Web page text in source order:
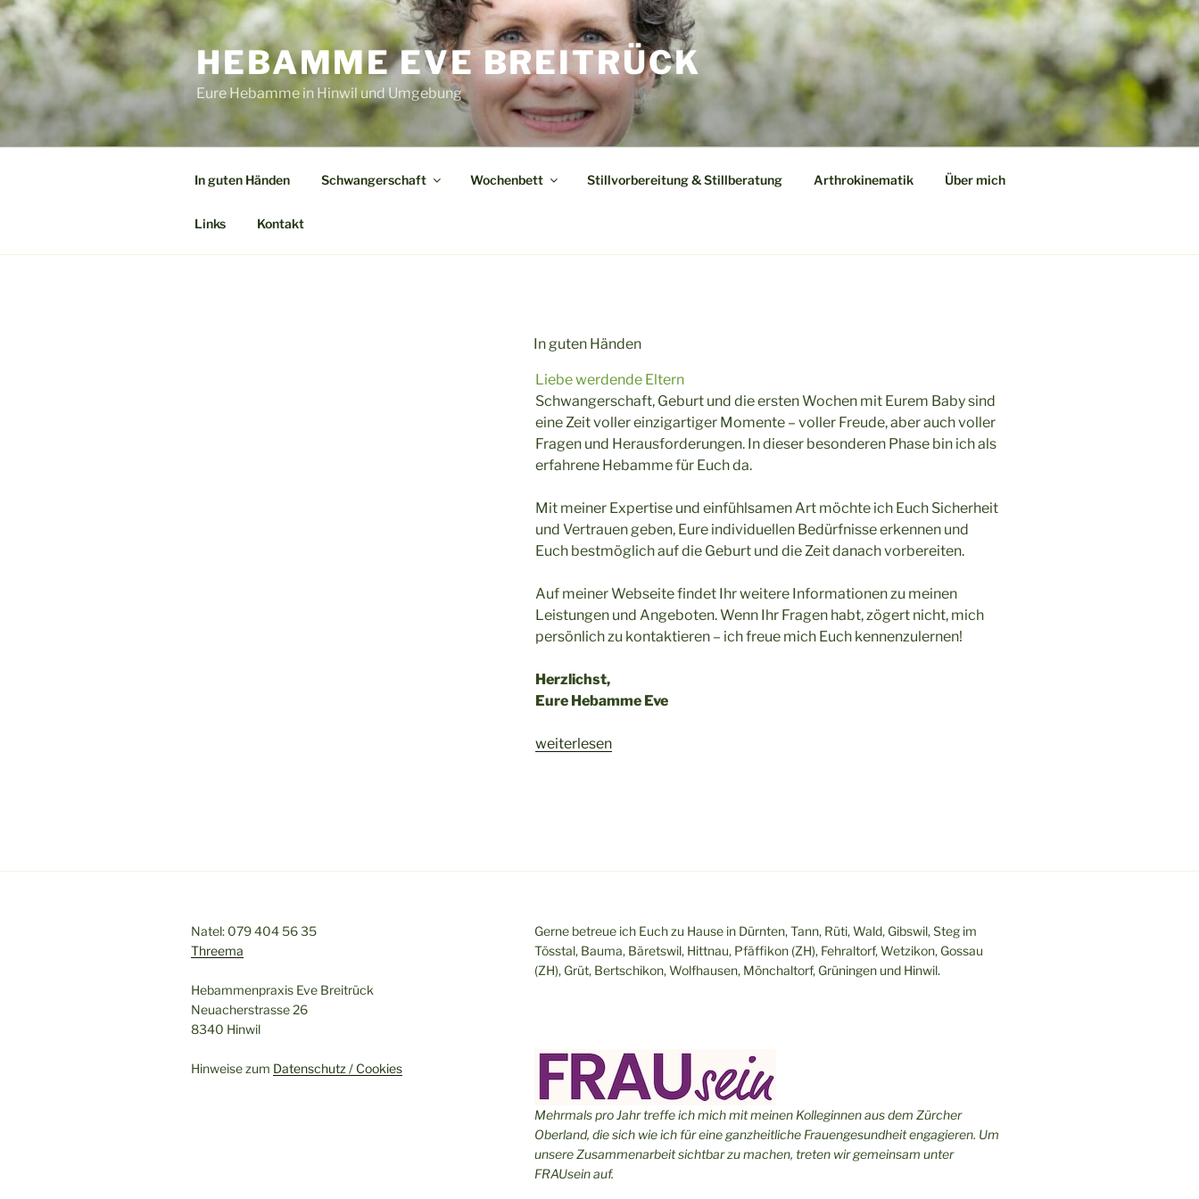
Zum
Inhalt
springen
HEBAMME EVE BREITRÜCK
Eure Hebamme in Hinwil und Umgebung
In guten Händen Schwangerschaft Wochenbett Stillvorbereitung & Stillberatung Arthrokinematik Über mich
Links Kontakt
In guten Händen
Liebe werdende Eltern
Schwangerschaft, Geburt und die ersten Wochen mit Eurem Baby sind
eine Zeit voller einzigartiger Momente – voller Freude, aber auch voller
Fragen und Herausforderungen. In dieser besonderen Phase bin ich als
erfahrene Hebamme für Euch da.
Mit meiner Expertise und einfühlsamen Art möchte ich Euch Sicherheit
und Vertrauen geben, Eure individuellen Bedürfnisse erkennen und
Euch bestmöglich auf die Geburt und die Zeit danach vorbereiten.
Auf meiner Webseite findet Ihr weitere Informationen zu meinen
Leistungen und Angeboten. Wenn Ihr Fragen habt, zögert nicht, mich
persönlich zu kontaktieren – ich freue mich Euch kennenzulernen!
Herzlichst,
Eure Hebamme Eve
„In
weiterlesen
Natel: 079 404 56 35
Threema
Hebammenpraxis Eve Breitrück
Neuacherstrasse 26
8340 Hinwil
Hinweise zum Datenschutz / Cookies
Gerne betreue ich Euch zu Hause in Dürnten, Tann, Rüti, Wald, Gibswil, Steg im
Tösstal, Bauma, Bäretswil, Hittnau, Pfäffikon (ZH), Fehraltorf, Wetzikon, Gossau
(ZH), Grüt, Bertschikon, Wolfhausen, Mönchaltorf, Grüningen und Hinwil.
Mehrmals pro Jahr treffe ich mich mit meinen Kolleginnen aus dem Zürcher
Oberland, die sich wie ich für eine ganzheitliche Frauengesundheit engagieren. Um
unsere Zusammenarbeit sichtbar zu machen, treten wir gemeinsam unter
FRAUsein auf.